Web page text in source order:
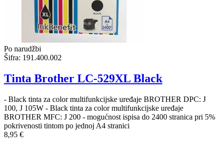
Po narudžbi
Šifra: 191.400.002
Tinta Brother LC-529XL Black
- Black tinta za color multifunkcijske uređaje BROTHER DPC: J
100, J 105W - Black tinta za color multifunkcijske uređaje
BROTHER MFC: J 200 - mogućnost ispisa do 2400 stranica pri 5%
pokrivenosti tintom po jednoj A4 stranici
8,95 €